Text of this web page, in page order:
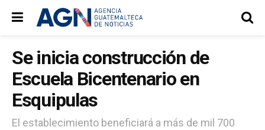
Se inicia construcción de
Escuela Bicentenario en
Esquipulas
El establecimiento beneficiará a más de mil 700